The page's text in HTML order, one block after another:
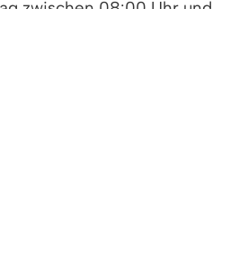
zwischen 08:00 Uhr und